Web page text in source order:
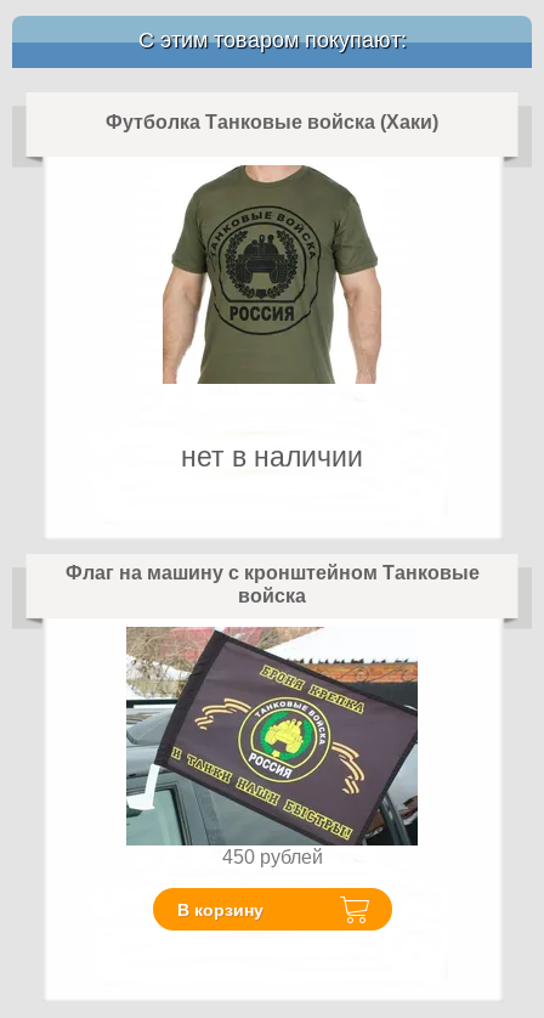
С этим товаром покупают:
Футболка Танковые войска (Хаки)
нет в наличии
Флаг на машину с кронштейном Танковые
войска
450 рублей
В корзину